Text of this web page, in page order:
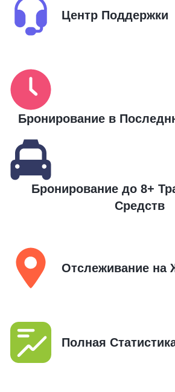
Центр Поддержки
Бронирование в
Бронирование до 8+
Средств
Отслеживание на
Полная